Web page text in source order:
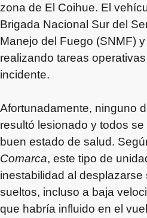
zona de El Coihue. El
Brigada Nacional Sur del
Manejo del Fuego (SNMF)
realizando tareas
incidente.
Afortunadamente, ninguno
resultó lesionado y todos
buen estado de salud.
Comarca, este tipo de
inestabilidad al desplazarse
sueltos, incluso a baja
que habría influido en el